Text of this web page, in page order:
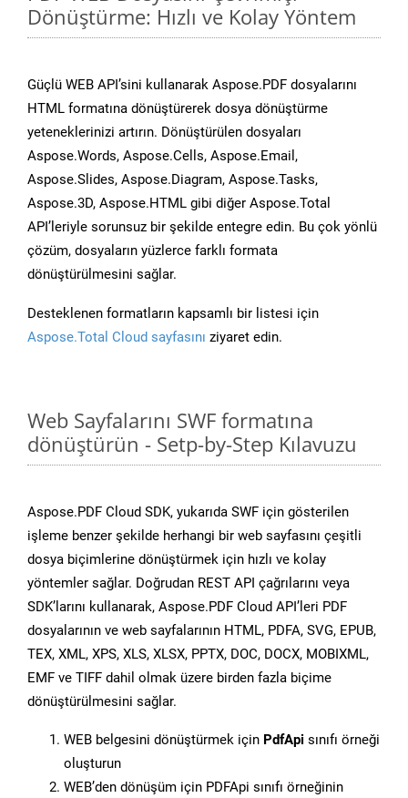
Dönüştürme: Hızlı ve Kolay Yöntem
Güçlü WEB API’sini kullanarak Aspose.PDF dosyalarını
HTML formatına dönüştürerek dosya dönüştürme
yeteneklerinizi artırın. Dönüştürülen dosyaları
Aspose.Words, Aspose.Cells, Aspose.Email,
Aspose.Slides, Aspose.Diagram, Aspose.Tasks,
Aspose.3D, Aspose.HTML gibi diğer Aspose.Total
API’leriyle sorunsuz bir şekilde entegre edin. Bu çok yönlü
çözüm, dosyaların yüzlerce farklı formata
dönüştürülmesini sağlar.
Desteklenen formatların kapsamlı bir listesi için
Aspose.Total Cloud sayfasını ziyaret edin.
Web Sayfalarını SWF formatına
dönüştürün - Setp-by-Step Kılavuzu
Aspose.PDF Cloud SDK, yukarıda SWF için gösterilen
işleme benzer şekilde herhangi bir web sayfasını çeşitli
dosya biçimlerine dönüştürmek için hızlı ve kolay
yöntemler sağlar. Doğrudan REST API çağrılarını veya
SDK’larını kullanarak, Aspose.PDF Cloud API’leri PDF
dosyalarının ve web sayfalarının HTML, PDFA, SVG, EPUB,
TEX, XML, XPS, XLS, XLSX, PPTX, DOC, DOCX, MOBIXML,
EMF ve TIFF dahil olmak üzere birden fazla biçime
dönüştürülmesini sağlar.
WEB belgesini dönüştürmek için PdfApi sınıfı örneği
oluşturun
WEB’den dönüşüm için PDFApi sınıfı örneğinin